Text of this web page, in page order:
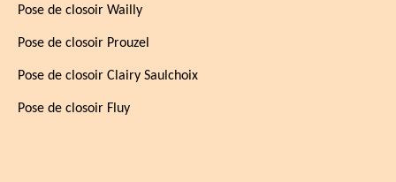
Pose de closoir Wailly
Pose de closoir Prouzel
Pose de closoir Clairy Saulchoix
Pose de closoir Fluy